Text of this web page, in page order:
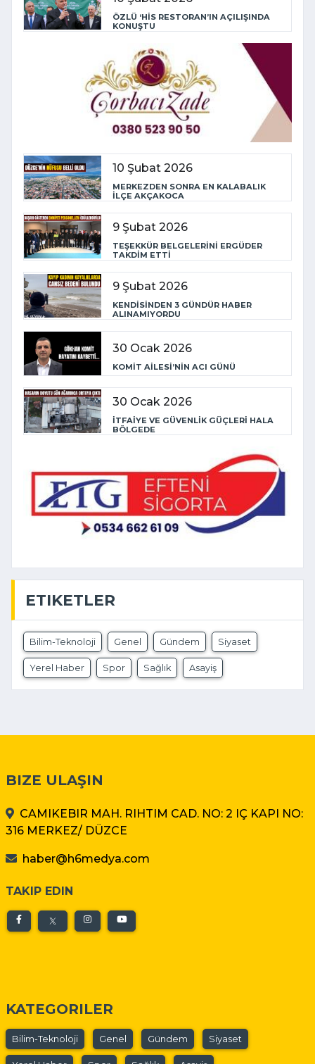
ÖZLÜ ‘HİS RESTORAN’IN AÇILIŞINDA
KONUŞTU
10 Şubat 2026
MERKEZDEN SONRA EN KALABALIK
İLÇE AKÇAKOCA
9 Şubat 2026
TEŞEKKÜR BELGELERİNİ ERGÜDER
TAKDİM ETTİ
9 Şubat 2026
KENDİSİNDEN 3 GÜNDÜR HABER
ALINAMIYORDU
30 Ocak 2026
KOMİT AİLESİ’NİN ACI GÜNÜ
30 Ocak 2026
İTFAİYE VE GÜVENLİK GÜÇLERİ HALA
BÖLGEDE
ETIKETLER
Bilim-Teknoloji Genel Gündem Siyaset
Yerel Haber Spor Sağlık Asayiş
BIZE ULAŞIN
CAMIKEBIR MAH. RIHTIM CAD. NO: 2 IÇ KAPI NO:
316 MERKEZ/ DÜZCE
haber@h6medya.com
TAKIP EDIN
KATEGORILER
Bilim-Teknoloji Genel Gündem Siyaset